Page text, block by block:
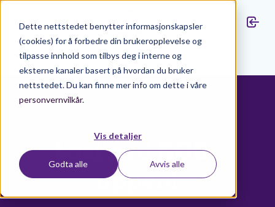
Dette nettstedet benytter informasjonskapsler
(cookies) for å forbedre din brukeropplevelse og
tilpasse innhold som tilbys deg i interne og
eksterne kanaler basert på hvordan du bruker
nettstedet. Du kan finne mer info om dette i våre
personvernvilkår.
Vis detaljer
Godta alle Avvis alle
Aktuelt
Last ned BOB-
appen!